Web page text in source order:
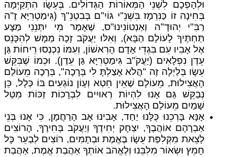
וּלְהָפְכָם לִשְׁנֵי הַמְּאוֹרוֹת הַגְּדוֹלִים. בְּעֵשָׂו הִתְקַיְּמָה
בְּחִינָה זוֹ כַּנִּרְמָז בִּשְׁנֵ"י גּוֹיִ"ם בְּבִטְנֵ"ךְ (גִּימַטְרִיָּא זֶ"ה
רַבִּ"י יְהוּדָ"ה וְאַנְטוֹנִינוּ"ס, שֶׁאָמַר מִי יִתְּנֵנִי מַצָּע
תַּחְתֶּיךָ לָעוֹלָם הַבָּא), וְאִלּוּ יַעֲקֹב זָכָה מַמָּשׁ לְהִכָּנֵס
אֶל אָבִיו עִם בִּגְדֵי אָדָם הָרִאשׁוֹן, וְעִמּוֹ נִכְנְסוּ רֵיחוֹת גַּן
עֵדֶן נִפְלָאִים (יַעֲקֹ"ב גִּימַטְרִיָּא גַּן עֵדֶן). וּכְמוֹ שֶׁבִּקֵּשׁ
עֵשָׂו בְּלַיְלָה זֶה "הֲלֹא אָצַלְתָּ לִי בְּרָכָה", בְּרָכָה מֵעוֹלַם
הָאֲצִילוּת, מֵעוֹלָם שֶׁאֵין חֵטְא וְעָוֹן נוֹגְעִים בּוֹ כְּלָל, כֵּן
נְבַקֵּשׁ גַּם אָנוּ לִהְיוֹת רְאוּיִים לִבְרָכוֹת זַכּוֹת מִטַּל
שָׁמַיִם מֵעוֹלַם הָאֲצִילוּת.
אָנָּא בָּרְכֵנוּ כֻּלָּנוּ יַחַד, אָבִינוּ אָב הָרַחֲמָן, כִּי אָנוּ בְּנֵי
אַבְרָהָם אוֹהֲבֶךָ, יִצְחָק יְחִידֶךָ וְיַעֲקֹב בְּחִירֶךָ, הָרוֹצִים
לָצֵאת מִקְּלִפַּת עֵשָׂו בֶּאֱמֶת וּבְתָמִים, רוֹצִים לְבַעֵר כָּל
חָמֵץ וּשְׂאוֹר מִלִּבֵּנוּ וְלֶאֱהֹב אוֹתְךָ אַהֲבַת אֱמֶת, אַהֲבַת